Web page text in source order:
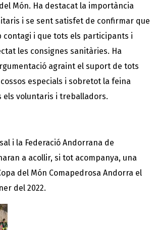
Món. Ha destacat la importància
i se sent satisfet de confirmar que
contagi i que tots els participants i
les consignes sanitàries. Ha
agraint el suport de tots
cossos especials i sobretot la feina
els voluntaris i treballadors.
i la Federació Andorrana de
a acollir, si tot acompanya, una
del Món Comapedrosa Andorra el
del 2022.